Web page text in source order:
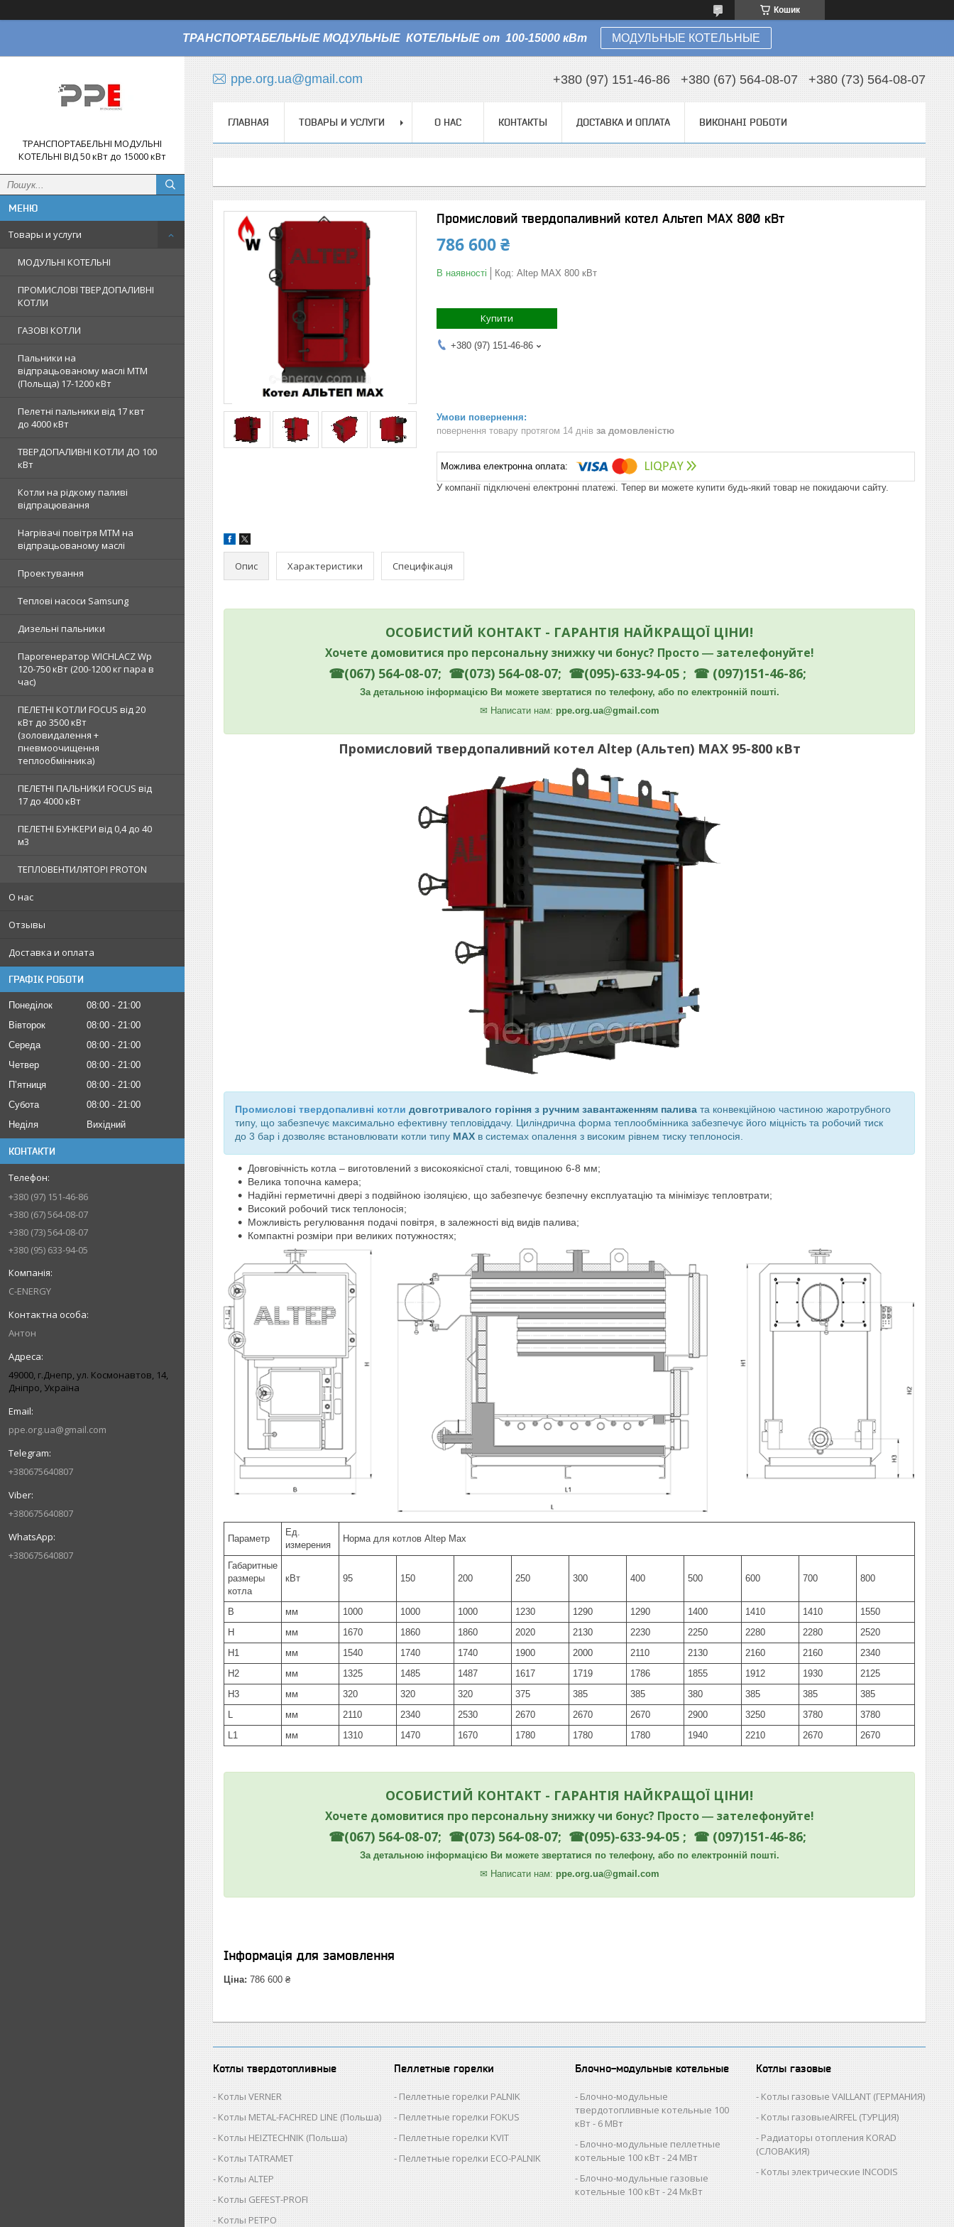
Кошик
ТРАНСПОРТАБЕЛЬНЫЕ МОДУЛЬНЫЕ КОТЕЛЬНЫЕ от 100-15000 кВт МОДУЛЬНЫЕ КОТЕЛЬНЫЕ
ТРАНСПОРТАБЕЛЬНІ МОДУЛЬНІ
КОТЕЛЬНІ ВІД 50 кВт до 15000 кВт
Товары и услуги
МОДУЛЬНІ КОТЕЛЬНІ
ПРОМИСЛОВІ ТВЕРДОПАЛИВНІ
КОТЛИ
ГАЗОВІ КОТЛИ
Пальники на
відпрацьованому маслі MTM
(Польща) 17-1200 кВт
Пелетні пальники від 17 квт
до 4000 кВт
ТВЕРДОПАЛИВНІ КОТЛИ ДО 100
кВт
Котли на рідкому паливі
відпрацювання
Нагрівачі повітря MTM на
відпрацьованому маслі
Проектування
Теплові насоси Samsung
Дизельні пальники
Парогенератор WICHLACZ Wp
120-750 кВт (200-1200 кг пара в
чаc)
ПЕЛЕТНІ КОТЛИ FOCUS від 20
кВт до 3500 кВт
(золовидалення +
пневмоочищення
теплообмінника)
ПЕЛЕТНІ ПАЛЬНИКИ FOCUS від
17 до 4000 кВт
ПЕЛЕТНІ БУНКЕРИ від 0,4 до 40
м3
ТЕПЛОВЕНТИЛЯТОРІ PROTON
О нас
Отзывы
Доставка и оплата
ГРАФІК РОБОТИ
Понеділок 08:00
21:00
Вівторок
08:00
21:00
Середа
08:00
21:00
Четвер
08:00
21:00
Пʼятниця
08:00
21:00
Субота
08:00
21:00
Неділя
Вихідний
КОНТАКТИ
+380 (97) 151-46-86
+380 (67) 564-08-07
+380 (73) 564-08-07
+380 (95) 633-94-05
C-ENERGY
Антон
49000, г.Днепр, ул. Космонавтов, 14,
Дніпро, Україна
ppe.org.ua@gmail.com
+380675640807
+380675640807
+380675640807
ppe.org.ua@gmail.com +380 (97) 151-46-86 +380 (67) 564-08-07 +380 (73) 564-08-07
ГЛАВНАЯ ТОВАРЫ И УСЛУГИ О НАС КОНТАКТЫ ДОСТАВКА И ОПЛАТА ВИКОНАНІ РОБОТИ
Промисловий твердопаливний котел Альтеп MAX 800 кВт
786 600 ₴
В наявності Код: Altep MAX 800 кВт
Купити
+380 (97) 151-46-86
повернення товару протягом 14 днів за домовленістю
У компанії підключені електронні платежі. Тепер ви можете купити будь-який товар не покидаючи сайту.
Опис Характеристики Специфікація
ОСОБИСТИЙ КОНТАКТ - ГАРАНТІЯ НАЙКРАЩОЇ ЦІНИ!
Хочете домовитися про персональну знижку чи бонус? Просто ― зателефонуйте!
☎(067) 564-08-07; ☎(073) 564-08-07; ☎(095)-633-94-05 ; ☎ (097)151-46-86;
За детальною інформацією Ви можете звертатися по телефону, або по електронній пошті.
✉ Написати нам: ppe.org.ua@gmail.com
Промисловий твердопаливний котел Altep (Альтеп) MAX 95-800 кВт
Промислові твердопаливні котли довготривалого горіння з ручним завантаженням палива та конвекційною частиною жаротрубного
типу, що забезпечує максимально ефективну тепловіддачу. Циліндрична форма теплообмінника забезпечує його міцність та робочий тиск
до 3 бар і дозволяє встановлювати котли типу МАХ в системах опалення з високим рівнем тиску теплоносія.
Довговічність котла – виготовлений з високоякісної сталі, товщиною 6-8 мм;
Велика топочна камера;
Надійні герметичні двері з подвійною ізоляцією, що забезпечує безпечну експлуатацію та мінімізує тепловтрати;
Високий робочий тиск теплоносія;
Можливість регулювання подачі повітря, в залежності від видів палива;
Компактні розміри при великих потужностях;
Параметр
Ед.
измерения
Норма для котлов Altep Max
Габаритные
размеры
котла
кВт 95 150 200 250 300 400 500 600 700 800
B мм 1000 1000 1000 1230 1290 1290 1400 1410 1410
1550
H
мм 1670 1860 1860 2020 2130 2230 2250 2280 2280
2520
H1
мм 1540 1740 1740 1900 2000 2110 2130 2160 2160
2340
H2
мм 1325 1485 1487 1617 1719 1786 1855 1912 1930
2125
H3
мм 320 320 320 375 385 385 380 385 385
385
L
мм 2110 2340 2530 2670 2670 2670 2900 3250 3780
3780
L1
мм 1310 1470 1670 1780 1780 1780 1940 2210 2670 2670
ОСОБИСТИЙ КОНТАКТ - ГАРАНТІЯ НАЙКРАЩОЇ ЦІНИ!
Хочете домовитися про персональну знижку чи бонус? Просто ― зателефонуйте!
☎(067) 564-08-07; ☎(073) 564-08-07; ☎(095)-633-94-05 ; ☎ (097)151-46-86;
За детальною інформацією Ви можете звертатися по телефону, або по електронній пошті.
✉ Написати нам: ppe.org.ua@gmail.com
Інформація для замовлення
Ціна: 786 600 ₴
Котлы твердотопливные
Котлы VERNER
Котлы METAL-FACHRED LINE (Польша)
Котлы HEIZTECHNIK (Польша)
Котлы TATRAMET
Котлы ALTEP
Котлы GEFEST-PROFI
Котлы РЕТРО
Пеллетные горелки
Пеллетные горелки PALNIK
Пеллетные горелки FOKUS
Пеллетные горелки KVIT
Пеллетные горелки ECO-PALNIK
Блочно-модульные котельные
Блочно-модульные
твердотопливные котельные 100
кВт - 6 МВт
Блочно-модульные пеллетные
котельные 100 кВт - 24 МВт
Блочно-модульные газовые
котельные 100 кВт - 24 МкВт
Котлы газовые
Котлы газовые VAILLANT (ГЕРМАНИЯ)
Котлы газовыеAIRFEL (ТУРЦИЯ)
Радиаторы отопления KORAD
(СЛОВАКИЯ)
Котлы электрические INCODIS